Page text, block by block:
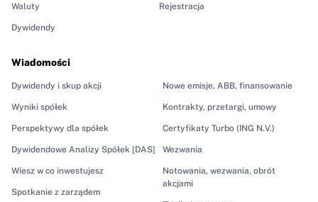
Waluty
Dywidendy
Wiadomości
Dywidendy i skup akcji
Wyniki spółek
Perspektywy dla spółek
Dywidendowe Analizy Spółek [DAS]
Wiesz w co inwestujesz
Spotkanie z zarządem
Nowe emisje, ABB, finansowanie
Kontrakty, przetargi, umowy
Certyfikaty Turbo (ING N.V.)
Wezwania
Notowania, wezwania, obrót
akcjami
Rejestracja